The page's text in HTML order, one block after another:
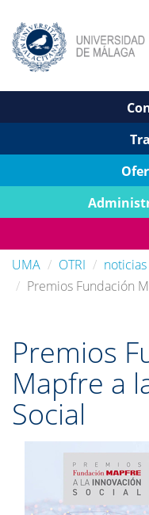
UMA
OTRI
noticias
Premios Fundación
Premios
Mapfre a
Social